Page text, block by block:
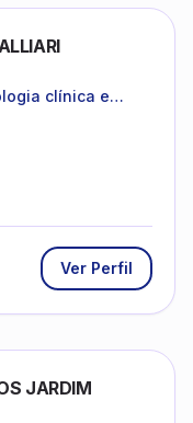
clínica e
Ver Perfil
JARDIM